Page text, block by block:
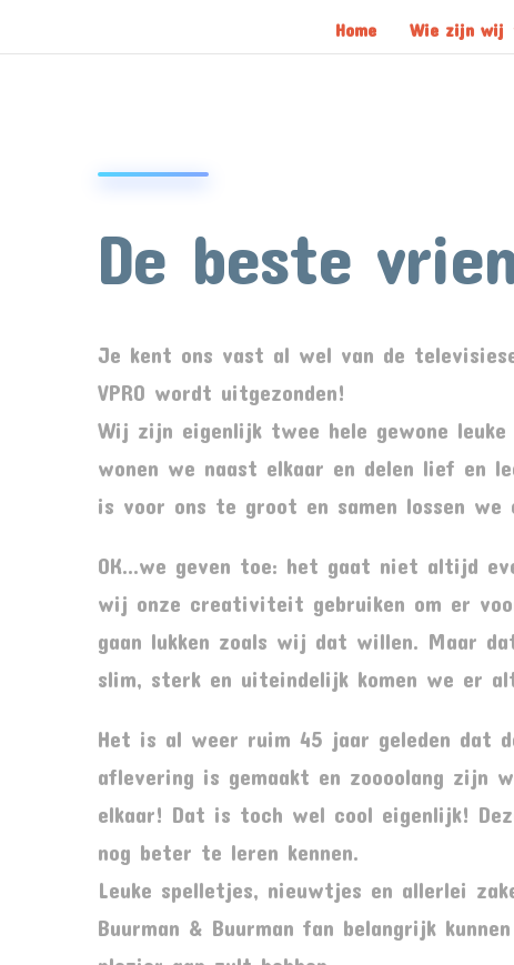
Home Wie zijn wij
De beste
Je kent ons vast al wel van de
VPRO wordt uitgezonden!
Wij zijn eigenlijk twee hele gewone leuke
wonen we naast elkaar en delen lief en
is voor ons te groot en samen lossen we
OK…we geven toe: het gaat niet altijd
wij onze creativiteit gebruiken om er
gaan lukken zoals wij dat willen. Maar
slim, sterk en uiteindelijk komen we er
Het is al weer ruim 45 jaar geleden dat
aflevering is gemaakt en zoooolang zijn
elkaar! Dat is toch wel cool eigenlijk!
nog beter te leren kennen.
Leuke spelletjes, nieuwtjes en allerlei
Buurman & Buurman fan belangrijk